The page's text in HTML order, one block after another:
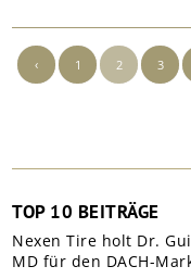
‹ 1 2 3
TOP 10 BEITRÄGE
Nexen Tire holt Dr.
MD für den DACH-